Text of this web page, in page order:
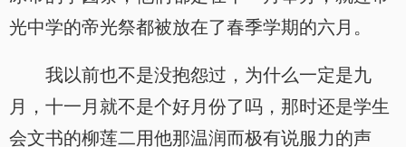
光中学的帝光祭都被放在了春季学期的六月。
我以前也不是没抱怨过，为什么一定是九
月，十一月就不是个好月份了吗，那时还是学生
会文书的柳莲二用他那温润而极有说服力的声